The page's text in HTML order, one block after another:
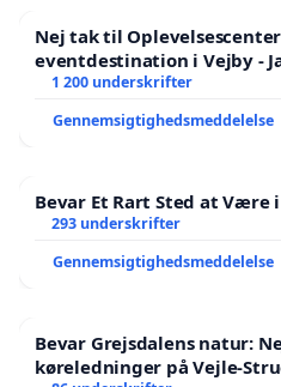
Nej tak til
eventdestination i Vejby -
lokalområde i balance
1 200 underskrifter
Gennemsigtighedsmeddelelse
Bevar Et Rart Sted at Være
293 underskrifter
Gennemsigtighedsmeddelelse
Bevar Grejsdalens natur:
køreledninger på Vejle-